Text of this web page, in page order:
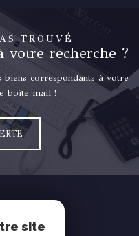
TROUVÉ
votre recherche ?
correspondants à votre
boîte mail !
site